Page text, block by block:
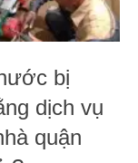
bị
dịch vụ
quận